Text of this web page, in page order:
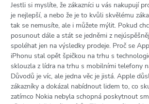
Jestli si myslíte, že zákazníci u vás nakupují
je nejlepší, a nebo že je to kvůli skvělému
tak se nemusíte, ale i můžete mýlit. Pokud
posunout dále a stát se jedněmi z
spoléhat jen na výsledky prodeje. Proč se
iPhonu stal opět špičkou na trhu s
sklouzla z lídra na trhu s mobilními telefony
Důvodů je víc, ale jedna věc je jistá. Apple
zákazníky a dokázal nabídnout lidem to, co
zatímco Nokia nebyla schopná poskytnout